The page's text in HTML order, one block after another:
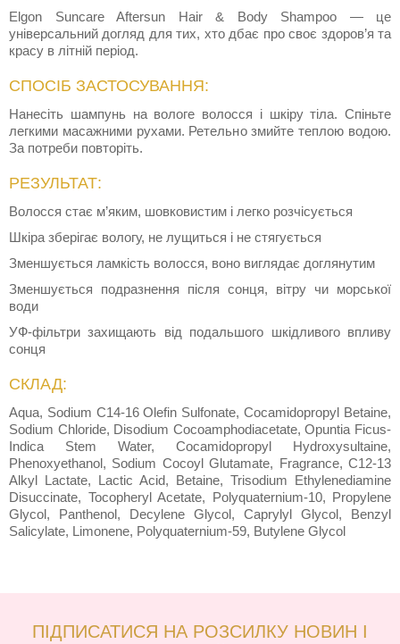
Elgon Suncare Aftersun Hair & Body Shampoo — це
універсальний догляд для тих, хто дбає про своє здоров’я та
красу в літній період.
СПОСІБ ЗАСТОСУВАННЯ:
Нанесіть шампунь на вологе волосся і шкіру тіла. Спіньте
легкими масажними рухами. Ретельно змийте теплою водою.
За потреби повторіть.
РЕЗУЛЬТАТ:
Волосся стає м’яким, шовковистим і легко розчісується
Шкіра зберігає вологу, не лущиться і не стягується
Зменшується ламкість волосся, воно виглядає доглянутим
Зменшується подразнення після сонця, вітру чи морської
води
УФ-фільтри захищають від подальшого шкідливого впливу
сонця
СКЛАД:
Aqua, Sodium C14-16 Olefin Sulfonate, Cocamidopropyl Betaine,
Sodium Chloride, Disodium Cocoamphodiacetate, Opuntia Ficus-
Indica Stem Water, Cocamidopropyl Hydroxysultaine,
Phenoxyethanol, Sodium Cocoyl Glutamate, Fragrance, C12-13
Alkyl Lactate, Lactic Acid, Betaine, Trisodium Ethylenediamine
Disuccinate, Tocopheryl Acetate, Polyquaternium-10, Propylene
Glycol, Panthenol, Decylene Glycol, Caprylyl Glycol, Benzyl
Salicylate, Limonene, Polyquaternium-59, Butylene Glycol
ПІДПИСАТИСЯ НА РОЗСИЛКУ НОВИН І